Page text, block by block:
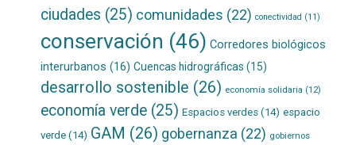
ciudades (25) comunidades (22) conectividad (11)
conservación (46) Corredores biológicos
interurbanos (16) Cuencas hidrográficas (15)
desarrollo sostenible (26) economía solidaria (12)
economía verde(25) Espacios verdes(14) espacio
verde(14) GAM (26) gobernanza (22) gobiernos